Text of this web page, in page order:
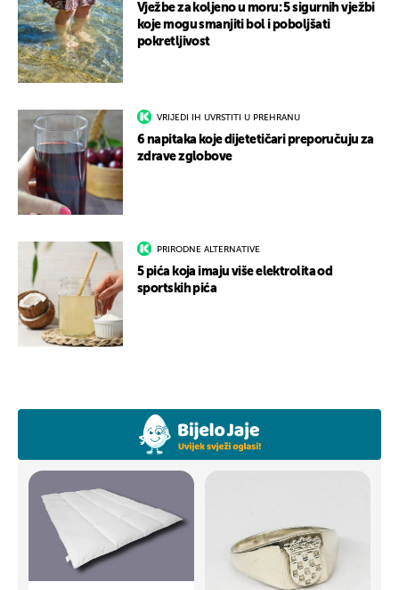
Vježbe za koljeno u moru: 5 sigurnih vježbi
koje mogu smanjiti bol i poboljšati
pokretljivost
VRIJEDI IH UVRSTITI U PREHRANU
6 napitaka koje dijetetičari preporučuju za
zdrave zglobove
PRIRODNE ALTERNATIVE
5 pića koja imaju više elektrolita od
sportskih pića